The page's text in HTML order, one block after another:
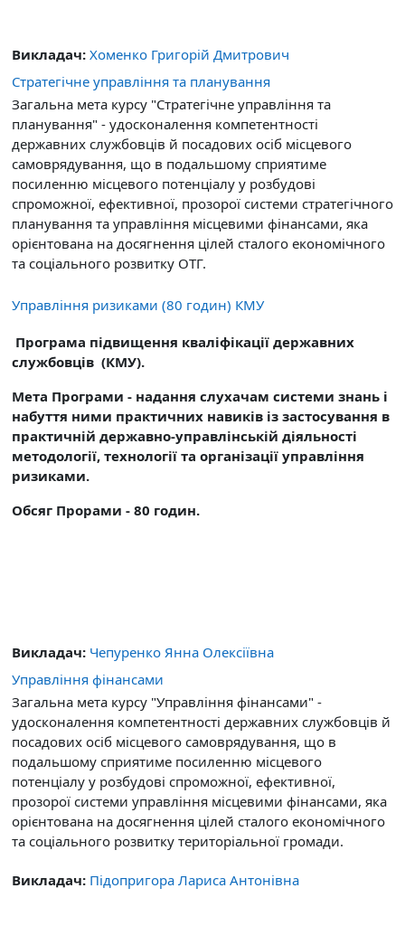
Викладач: Хоменко Григорій Дмитрович
Стратегічне управління та планування
Загальна мета курсу "Стратегічне управління та
планування" - удосконалення компетентності
державних службовців й посадових осіб місцевого
самоврядування, що в подальшому сприятиме
посиленню місцевого потенціалу у розбудові
спроможної, ефективної, прозорої системи стратегічного
планування та управління місцевими фінансами, яка
орієнтована на досягнення цілей сталого економічного
та соціального розвитку ОТГ.
Управління ризиками (80 годин) КМУ
Програма підвищення кваліфікації державних
службовців (КМУ).
Мета Програми - надання слухачам системи знань і
набуття ними практичних навиків із застосування в
практичній державно-управлінській діяльності
методології, технології та організації управління
ризиками.
Обсяг Прорами - 80 годин.
Викладач: Чепуренко Янна Олексіївна
Управління фінансами
Загальна мета курсу "Управління фінансами" -
удосконалення компетентності державних службовців й
посадових осіб місцевого самоврядування, що в
подальшому сприятиме посиленню місцевого
потенціалу у розбудові спроможної, ефективної,
прозорої системи управління місцевими фінансами, яка
орієнтована на досягнення цілей сталого економічного
та соціального розвитку територіальної громади.
Викладач: Підопригора Лариса Антонівна